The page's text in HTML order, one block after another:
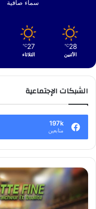
سماء صافية
28
℃
الأثنين
27
℃
الثلاثاء
الشبكات الإجتماعية
197k
متابعين